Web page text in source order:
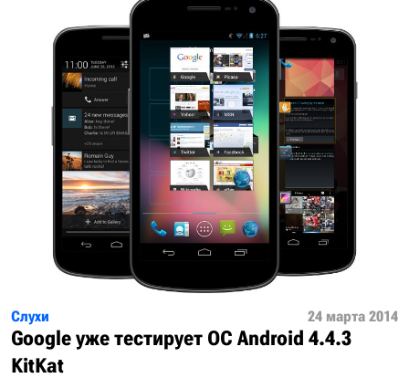
Слухи 24 марта 2014
Google уже тестирует ОС Android 4.4.3
KitKat